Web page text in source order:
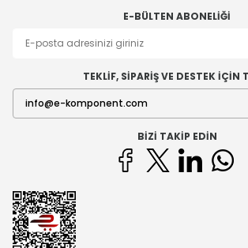
E-BÜLTEN ABONELIĞI
TEKLİF, SİPARİŞ VE DESTEK İÇİN
BIZI TAKIP EDIN